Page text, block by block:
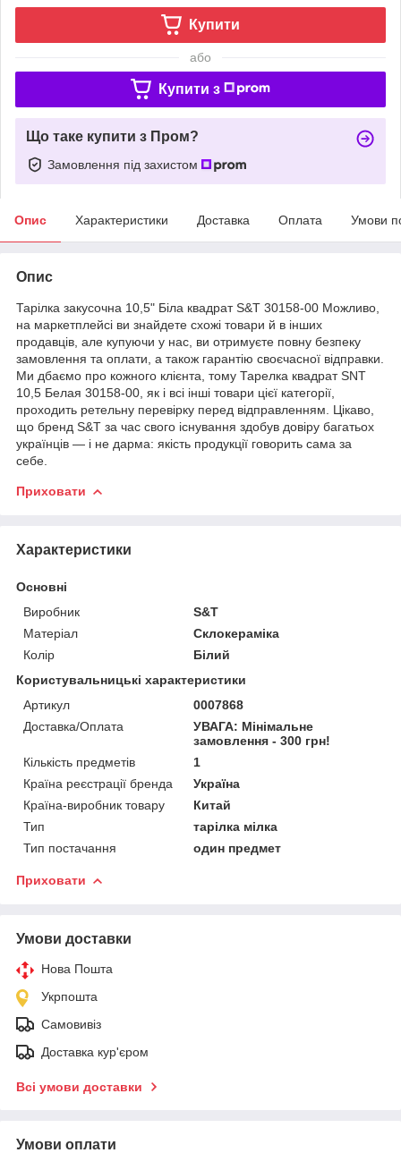
Купити
або
Купити з
Що таке купити з Пром?
Замовлення під захистом
Опис Характеристики Доставка Оплата Умови
Опис
Тарілка закусочна 10,5" Біла квадрат S&T 30158-00 Можливо,
на маркетплейсі ви знайдете схожі товари й в інших
продавців, але купуючи у нас, ви отримуєте повну безпеку
замовлення та оплати, а також гарантію своєчасної відправки.
Ми дбаємо про кожного клієнта, тому Тарелка квадрат SNT
10,5 Белая 30158-00, як і всі інші товари цієї категорії,
проходить ретельну перевірку перед відправленням. Цікаво,
що бренд S&T за час свого існування здобув довіру багатьох
українців — і не дарма: якість продукції говорить сама за
себе.
Приховати
Характеристики
Основні
Виробник
S&T
Матеріал
Склокераміка
Колір
Білий
Користувальницькі характеристики
Артикул
0007868
Доставка/Оплата
УВАГА: Мінімальне
замовлення - 300 грн!
Кількість предметів
1
Країна реєстрації бренда
Україна
Країна-виробник товару
Китай
Тип
тарілка мілка
Тип постачання
один предмет
Приховати
Умови доставки
Нова Пошта
Укрпошта
Самовивіз
Доставка кур'єром
Всі умови доставки
Умови оплати